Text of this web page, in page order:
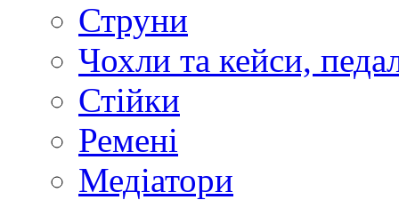
Струни
Чохли та кейси,
Стійки
Ремені
Медіатори